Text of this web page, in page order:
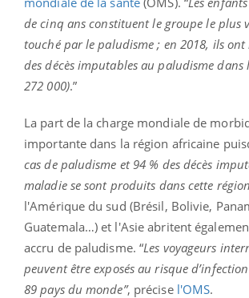
de cinq ans constituent le groupe le plus
touché par le paludisme ; en 2018, ils ont
des décès imputables au paludisme dans
272 000).”
La part de la charge mondiale de
importante dans la région africaine
cas de paludisme et 94 % des décès
maladie se sont produits dans cette
l'Amérique du sud (Brésil, Bolivie,
Guatemala…) et l'Asie abritent
accru de paludisme. “Les voyageurs
peuvent être exposés au risque
89 pays du monde”, précise l'OMS.